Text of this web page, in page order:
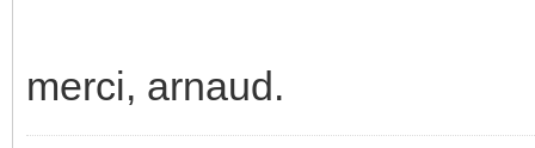
merci, arnaud.